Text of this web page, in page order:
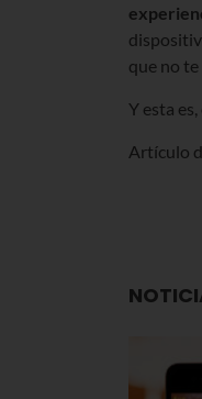
que no te
Y esta
Artículo